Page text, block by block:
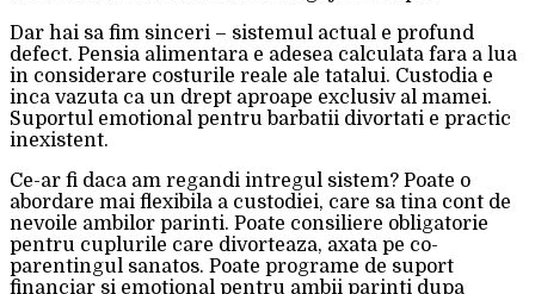
Dar hai sa fim sinceri – sistemul actual e profund
defect. Pensia alimentara e adesea calculata fara a lua
in considerare costurile reale ale tatalui. Custodia e
inca vazuta ca un drept aproape exclusiv al mamei.
Suportul emotional pentru barbatii divortati e practic
inexistent.
Ce-ar fi daca am regandi intregul sistem? Poate o
abordare mai flexibila a custodiei, care sa tina cont de
nevoile ambilor parinti. Poate consiliere obligatorie
pentru cuplurile care divorteaza, axata pe co-
parentingul sanatos. Poate programe de suport
financiar si emotional pentru ambii parinti dupa